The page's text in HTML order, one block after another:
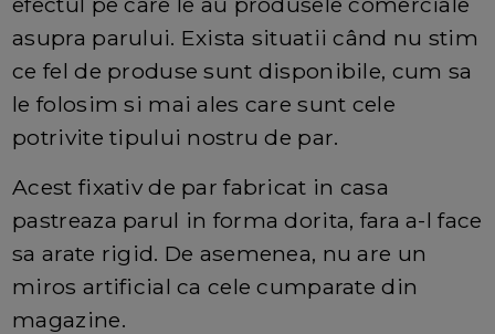
asupra parului. Exista situatii când nu stim
ce fel de produse sunt disponibile, cum sa
le folosim si mai ales care sunt cele
potrivite tipului nostru de par.
Acest fixativ de par fabricat in casa
pastreaza parul in forma dorita, fara a-l face
sa arate rigid. De asemenea, nu are un
miros artificial ca cele cumparate din
magazine.